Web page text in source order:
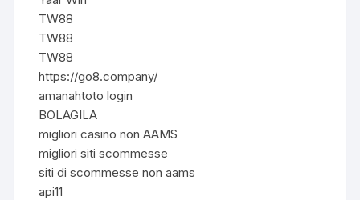
TW88
TW88
TW88
https://go8.company/
amanahtoto login
BOLAGILA
migliori casino non AAMS
migliori siti scommesse
siti di scommesse non aams
api11